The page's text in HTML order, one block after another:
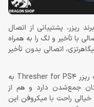
ریزر، پشتیبانی از اتصال
با تأخیر و لگ را به همراه
اما این هدست به لطف اتصال 2.4 گیگاهرتزی، اتصالی بدون تأخیر
در ضمن میکروفنی که برای هدست گیمینگ ریزر Thresher for PS4 به
جمع‌شدن دارد و هم از
خیالی راحت با میکروفن این